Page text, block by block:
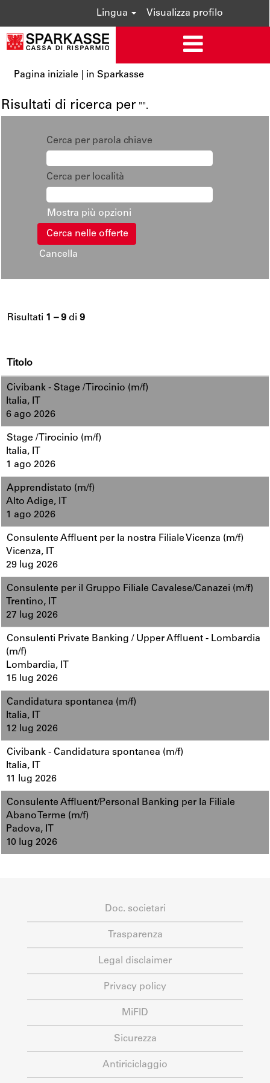
Lingua Visualizza profilo
Pagina iniziale in Sparkasse
Risultati di ricerca per "".
Cerca per parola chiave
Cerca per località
Mostra più opzioni
Cancella
Risultati 1 – 9 di 9
Titolo
Civibank - Stage / Tirocinio (m/f)
Italia, IT
6 ago 2026
Stage / Tirocinio (m/f)
Italia, IT
1 ago 2026
Apprendistato (m/f)
Alto Adige, IT
1 ago 2026
Consulente Affluent per la nostra Filiale Vicenza (m/f)
Vicenza, IT
29 lug 2026
Consulente per il Gruppo Filiale Cavalese/Canazei (m/f)
Trentino, IT
27 lug 2026
Consulenti Private Banking / Upper Affluent - Lombardia
(m/f)
Lombardia, IT
15 lug 2026
Candidatura spontanea (m/f)
Italia, IT
12 lug 2026
Civibank - Candidatura spontanea (m/f)
Italia, IT
11 lug 2026
Consulente Affluent/Personal Banking per la Filiale
Abano Terme (m/f)
Padova, IT
10 lug 2026
Doc. societari
Trasparenza
Legal disclaimer
Privacy policy
MiFID
Sicurezza
Antiriciclaggio